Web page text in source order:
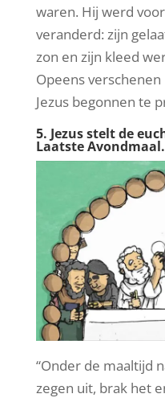
waren. Hij werd
veranderd: zijn
zon en zijn kleed
Opeens
Jezus begonnen te
5. Jezus stelt de
Laatste Avondmaal.
“Onder de maaltijd
zegen uit, brak het